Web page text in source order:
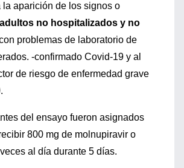
la aparición de los signos o
adultos no hospitalizados y no
problemas de laboratorio de
-confirmado Covid-19 y al
de riesgo de enfermedad grave
del ensayo fueron asignados
800 mg de molnupiravir o
al día durante 5 días.